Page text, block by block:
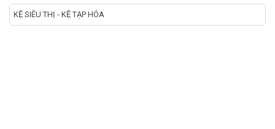
KỆ SIÊU THỊ - KỆ TẠP HÓA